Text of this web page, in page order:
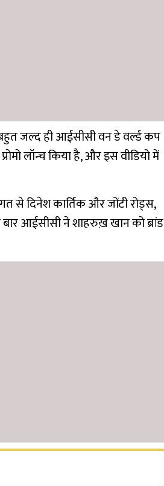
जल्द ही आईसीसी वन डे वर्ल्ड कप
लॉन्च किया है, और इस वीडियो में
से दिनेश कार्तिक और जोंटी रोड्स,
आईसीसी ने शाहरुख़ खान को ब्रांड